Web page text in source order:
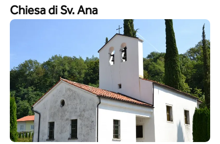
Chiesa di Sv. Ana